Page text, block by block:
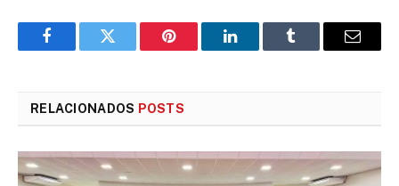
FacebookTwitter Pinterest LinkedInTumblr
E-
RELACIONADOS POSTS